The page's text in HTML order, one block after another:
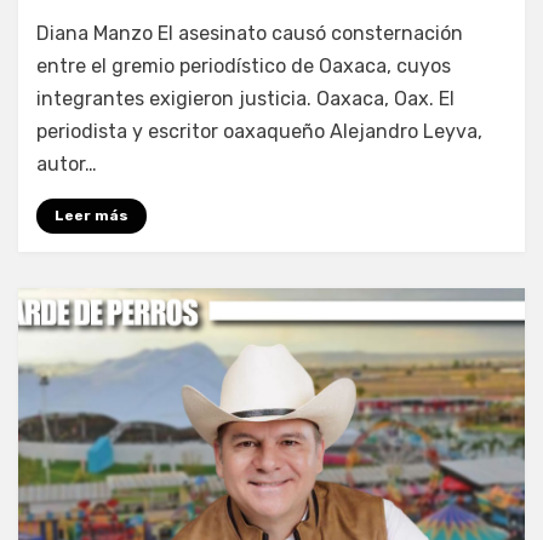
Fernando Miranda Servín
Diana Manzo El asesinato causó consternación
entre el gremio periodístico de Oaxaca, cuyos
integrantes exigieron justicia. Oaxaca, Oax. El
periodista y escritor oaxaqueño Alejandro Leyva,
autor…
Leer más